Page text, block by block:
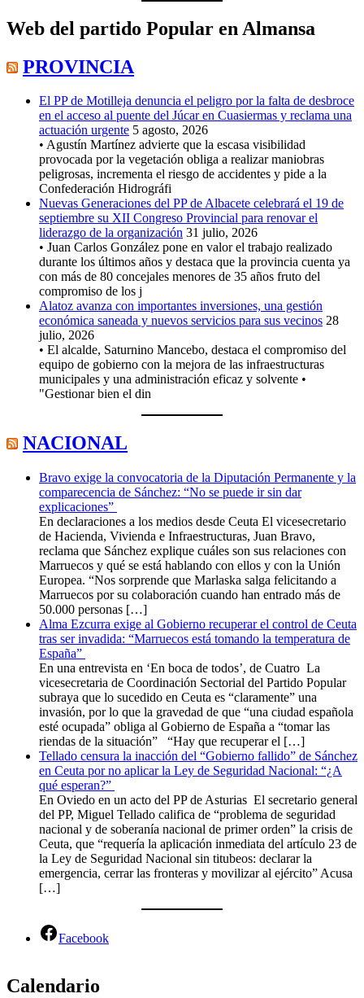
Web del partido Popular en Almansa
PROVINCIA
El PP de Motilleja denuncia el peligro por la falta de desbroce
en el acceso al puente del Júcar en Cuasiermas y reclama una
actuación urgente 5 agosto, 2026
• Agustín Martínez advierte que la escasa visibilidad
provocada por la vegetación obliga a realizar maniobras
peligrosas, incrementa el riesgo de accidentes y pide a la
Confederación Hidrográfi
Nuevas Generaciones del PP de Albacete celebrará el 19 de
septiembre su XII Congreso Provincial para renovar el
liderazgo de la organización 31 julio, 2026
• Juan Carlos González pone en valor el trabajo realizado
durante los últimos años y destaca que la provincia cuenta ya
con más de 80 concejales menores de 35 años fruto del
compromiso de los j
Alatoz avanza con importantes inversiones, una gestión
económica saneada y nuevos servicios para sus vecinos 28
julio, 2026
• El alcalde, Saturnino Mancebo, destaca el compromiso del
equipo de gobierno con la mejora de las infraestructuras
municipales y una administración eficaz y solvente •
"Gestionar bien el din
NACIONAL
Bravo exige la convocatoria de la Diputación Permanente y la
comparecencia de Sánchez: “No se puede ir sin dar
explicaciones”
En declaraciones a los medios desde Ceuta El vicesecretario
de Hacienda, Vivienda e Infraestructuras, Juan Bravo,
reclama que Sánchez explique cuáles son sus relaciones con
Marruecos y qué se está hablando con ellos y con la Unión
Europea. “Nos sorprende que Marlaska salga felicitando a
Marruecos por su colaboración cuando han entrado más de
50.000 personas […]
Alma Ezcurra exige al Gobierno recuperar el control de Ceuta
tras ser invadida: “Marruecos está tomando la temperatura de
España”
En una entrevista en ‘En boca de todos’, de Cuatro La
vicesecretaria de Coordinación Sectorial del Partido Popular
subraya que lo sucedido en Ceuta es “claramente” una
invasión, por lo que la gravedad de que “una ciudad española
esté ocupada” obliga al Gobierno de España a “tomar las
riendas de la situación” “Hay que recuperar el […]
Tellado censura la inacción del “Gobierno fallido” de Sánchez
en Ceuta por no aplicar la Ley de Seguridad Nacional: “¿A
qué esperan?”
En Oviedo en un acto del PP de Asturias El secretario general
del PP, Miguel Tellado califica de “problema de seguridad
nacional y de soberanía nacional de primer orden” la crisis de
Ceuta, que “requería la aplicación inmediata del artículo 23 de
la Ley de Seguridad Nacional sin titubeos: declarar la
emergencia, cerrar las fronteras y movilizar al ejército” Acusa
[…]
Facebook
Calendario